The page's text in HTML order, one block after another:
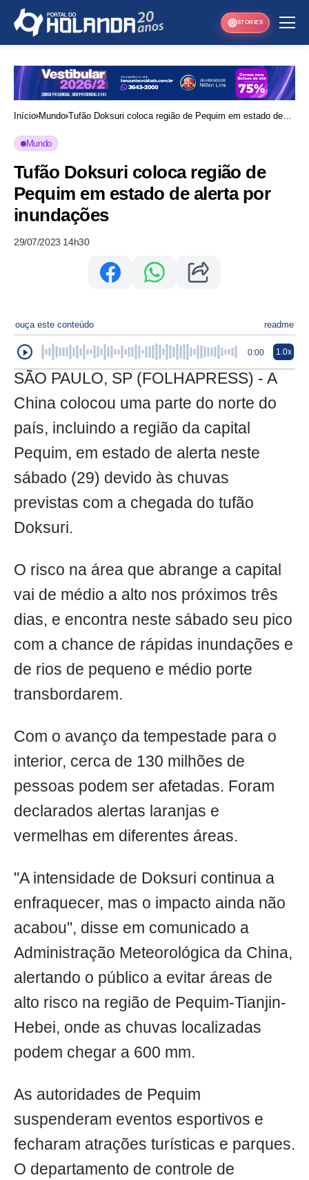
STORIES
Início Mundo Tufão Doksuri coloca região de Pequim em estado de
Mundo
Tufão Doksuri coloca região de
Pequim em estado de alerta por
inundações
29/07/2023 14h30
ouça este conteúdo readme
0:00 1.0x
SÃO PAULO, SP (FOLHAPRESS) - A
China colocou uma parte do norte do
país, incluindo a região da capital
Pequim, em estado de alerta neste
sábado (29) devido às chuvas
previstas com a chegada do tufão
Doksuri.
O risco na área que abrange a capital
vai de médio a alto nos próximos três
dias, e encontra neste sábado seu pico
com a chance de rápidas inundações e
de rios de pequeno e médio porte
transbordarem.
Com o avanço da tempestade para o
interior, cerca de 130 milhões de
pessoas podem ser afetadas. Foram
declarados alertas laranjas e
vermelhas em diferentes áreas.
"A intensidade de Doksuri continua a
enfraquecer, mas o impacto ainda não
acabou", disse em comunicado a
Administração Meteorológica da China,
alertando o público a evitar áreas de
alto risco na região de Pequim-Tianjin-
Hebei, onde as chuvas localizadas
podem chegar a 600 mm.
As autoridades de Pequim
suspenderam eventos esportivos e
fecharam atrações turísticas e parques.
O departamento de controle de